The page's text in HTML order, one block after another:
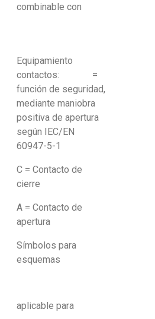
combinable con
Equipamiento
contactos: =
función de seguridad,
mediante maniobra
positiva de apertura
según IEC/EN
60947-5-1
C = Contacto de
cierre
A = Contacto de
apertura
Símbolos para
esquemas
aplicable para